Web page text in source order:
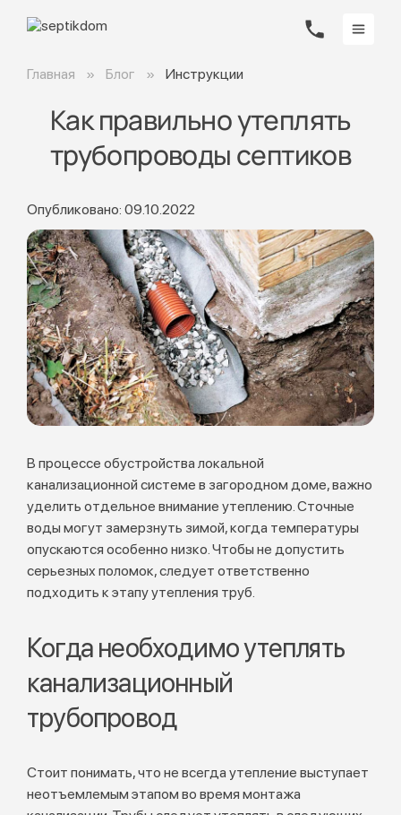
Главная Блог Инструкции
Как правильно утеплять
трубопроводы септиков
Опубликовано: 09.10.2022
В процессе обустройства локальной
канализационной системе в загородном доме, важно
уделить отдельное внимание утеплению. Сточные
воды могут замерзнуть зимой, когда температуры
опускаются особенно низко. Чтобы не допустить
серьезных поломок, следует ответственно
подходить к этапу утепления труб.
Когда необходимо утеплять
канализационный
трубопровод
Стоит понимать, что не всегда утепление выступает
неотъемлемым этапом во время монтажа